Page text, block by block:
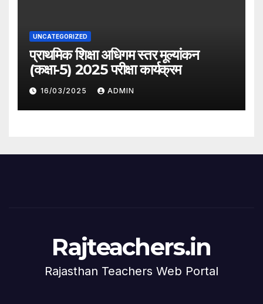
UNCATEGORIZED
प्राथमिक शिक्षा अधिगम स्तर मूल्यांकन
(कक्षा-5) 2025 परीक्षा कार्यक्रम
16/03/2025 ADMIN
Rajteachers.in
Rajasthan Teachers Web Portal